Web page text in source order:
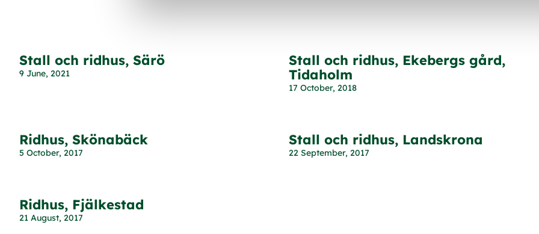
Stall och ridhus, Särö
9 June, 2021
Stall och ridhus, Ekebergs gård,
Tidaholm
17 October, 2018
Ridhus, Skönabäck
5 October, 2017
Stall och ridhus, Landskrona
22 September, 2017
Ridhus, Fjälkestad
21 August, 2017